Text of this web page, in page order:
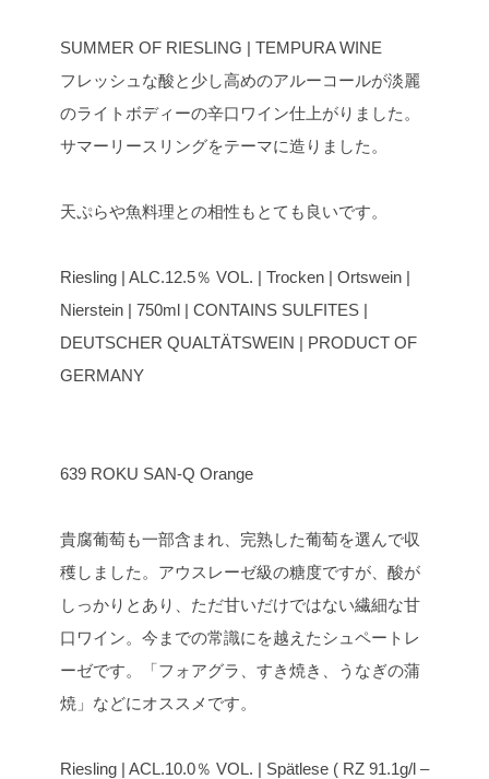
SUMMER OF RIESLING | TEMPURA WINE
フレッシュな酸と少し高めのアルーコールが淡麗
のライトボディーの辛口ワイン仕上がりました。
サマーリースリングをテーマに造りました。
天ぷらや魚料理との相性もとても良いです。
Riesling | ALC.12.5％ VOL. | Trocken | Ortswein |
Nierstein | 750ml | CONTAINS SULFITES |
DEUTSCHER QUALTÄTSWEIN | PRODUCT OF
GERMANY
639 ROKU SAN-Q Orange
貴腐葡萄も一部含まれ、完熟した葡萄を選んで収
穫しました。アウスレーゼ級の糖度ですが、酸が
しっかりとあり、ただ甘いだけではない繊細な甘
口ワイン。今までの常識にを越えたシュペートレ
ーゼです。「フォアグラ、すき焼き、うなぎの蒲
焼」などにオススメです。
Riesling | ACL.10.0％ VOL. | Spätlese ( RZ 91.1g/l –